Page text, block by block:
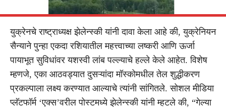
युक्रेनचे राष्ट्राध्यक्ष झेलेन्स्की यांनी दावा केला आहे की, युक्रेनियन
सैन्याने पुन्हा एकदा रशियातील महत्त्वाच्या लष्करी आणि ऊर्जा
पायाभूत सुविधांवर यशस्वी लांब पल्ल्याचे हल्ले केले आहेत. विशेष
म्हणजे, एका आठवड्यात दुसऱ्यांदा मॉस्कोमधील तेल शुद्धीकरण
प्रकल्पाला लक्ष्य करण्यात आल्याचे त्यांनी सांगितले. सोशल मीडिया
प्लॅटफॉर्म ‘एक्स’वरील पोस्टमध्ये झेलेन्स्की यांनी म्हटले की, “गेल्या